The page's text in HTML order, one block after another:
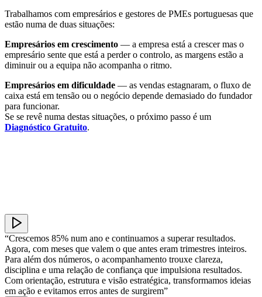
Trabalhamos com empresários e gestores de PMEs portuguesas que
estão numa de duas situações:
Empresários em crescimento — a empresa está a crescer mas o
empresário sente que está a perder o controlo, as margens estão a
diminuir ou a equipa não acompanha o ritmo.
Empresários em dificuldade — as vendas estagnaram, o fluxo de
caixa está em tensão ou o negócio depende demasiado do fundador
para funcionar.
Se se revê numa destas situações, o próximo passo é um
Diagnóstico Gratuito.
“Crescemos 85% num ano e continuamos a superar resultados.
Agora, com meses que valem o que antes eram trimestres inteiros.
Para além dos números, o acompanhamento trouxe clareza,
disciplina e uma relação de confiança que impulsiona resultados.
Com orientação, estrutura e visão estratégica, transformamos ideias
em ação e evitamos erros antes de surgirem”